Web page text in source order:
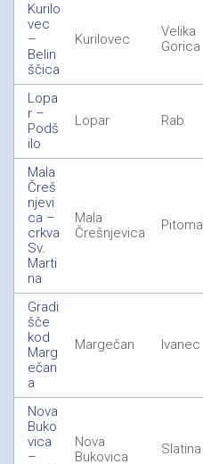
Kurilo
vec
–
Belin
ščica
Kurilovec
Velika
Gorica
Lopa
r –
Podš
ilo
Lopar Rab
Mala
Čreš
njevi
ca –
crkva
Sv.
Marti
na
Mala
Črešnjevica
Gradi
šče
kod
Marg
ečan
a
Margečan Ivanec
Nova
Buko
vica
–
Nova
Bukovica
Slatina